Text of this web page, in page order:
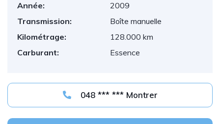
Année:
2009
Transmission:
Boîte manuelle
Kilométrage:
128.000 km
Carburant:
Essence
048 *** *** Montrer